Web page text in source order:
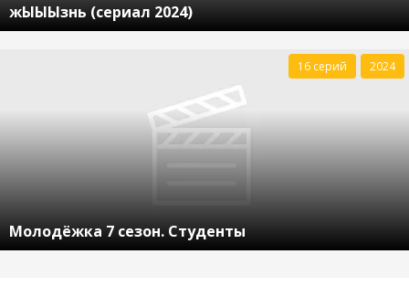
жЫЫЫзнь (сериал 2024)
Молодёжка 7 сезон. Студенты
16 серий 2024